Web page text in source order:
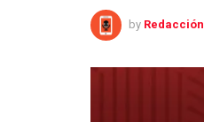
by Redacción